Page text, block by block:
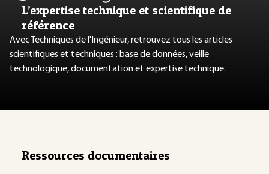
L’expertise technique et scientifique de
référence
Avec Techniques de l'Ingénieur, retrouvez tous les articles
scientifiques et techniques : base de données, veille
technologique, documentation et expertise technique.
Ressources documentaires